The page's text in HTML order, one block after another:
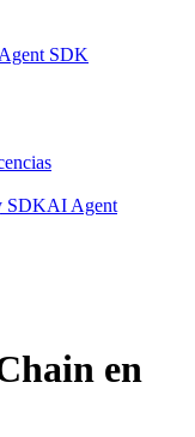
SDK
SDKAI Agent
en